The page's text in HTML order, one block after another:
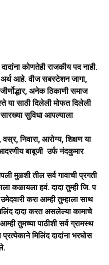
कोणतेही राजकीय पद नाही.
अर्थ आहे. वीज सबस्टेशन जागा,
जीर्णोद्धार, अनेक ठिकाणी समाज
या साठी दिलेली मोफत दिलेली
सुविधा आपल्याला
निवारा, आरोग्य, शिक्षण या
बाबूजी उर्फ नंदकुमार
मुळशी तील सर्व गावाची प्रगती
कळायला हवं. दादा तुम्ही जि. प
करा आम्ही तुम्हाला साथ
दादा करत असलेल्या कामाचे
तुमच्या पाठीशी सर्व ग्रामस्थ
मिलिंद दादांना भरघोस